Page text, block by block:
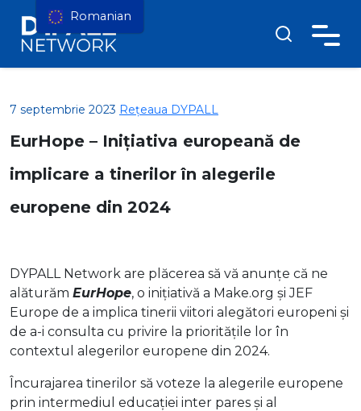
7 septembrie 2023 Rețeaua DYPALL
EurHope – Inițiativa europeană de
implicare a tinerilor în alegerile
europene din 2024
DYPALL Network are plăcerea să vă anunțe că ne
alăturăm EurHope, o inițiativă a Make.org și JEF
Europe de a implica tinerii viitori alegători europeni și
de a-i consulta cu privire la prioritățile lor în
contextul alegerilor europene din 2024.
Încurajarea tinerilor să voteze la alegerile europene
prin intermediul educației inter pares și al
Romanian